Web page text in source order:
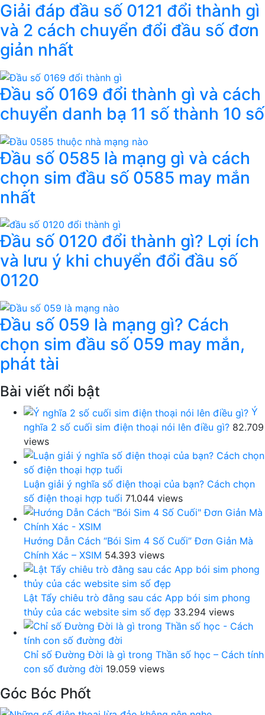
Giải đáp đầu số 0121 đổi thành gì
và 2 cách chuyển đổi đầu số đơn
giản nhất
Đầu số 0169 đổi thành gì và cách
chuyển danh bạ 11 số thành 10 số
Đầu số 0585 là mạng gì và cách
chọn sim đầu số 0585 may mắn
nhất
Đầu số 0120 đổi thành gì? Lợi ích
và lưu ý khi chuyển đổi đầu số
0120
Đầu số 059 là mạng gì? Cách
chọn sim đầu số 059 may mắn,
phát tài
Bài viết nổi bật
Ý
nghĩa 2 số cuối sim điện thoại nói lên điều gì? 82.709
views
Luận giải ý nghĩa số điện thoại của bạn? Cách chọn
số điện thoại hợp tuổi 71.044 views
Hướng Dẫn Cách “Bói Sim 4 Số Cuối” Đơn Giản Mà
Chính Xác – XSIM 54.393 views
Lật Tẩy chiêu trò đằng sau các App bói sim phong
thủy của các website sim số đẹp 33.294 views
Chỉ số Đường Đời là gì trong Thần số học – Cách tính
con số đường đời 19.059 views
Góc Bóc Phốt